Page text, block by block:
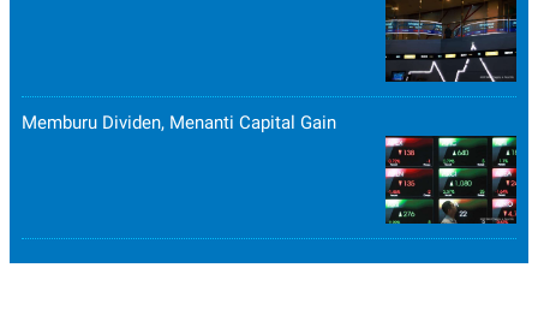
Memburu Dividen, Menanti Capital Gain